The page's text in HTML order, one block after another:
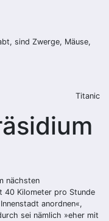
sind Zwerge, Mäuse,
Titanic
nächsten
40 Kilometer pro Stunde
anordnen«,
sei nämlich »eher mit